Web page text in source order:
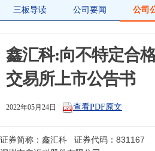
三板导读 公司要闻 公司
鑫汇科:向不特定合
交易所上市公告书
2022年05月24日 查看PDF原文
证券简称：鑫汇科   证券代码：831167